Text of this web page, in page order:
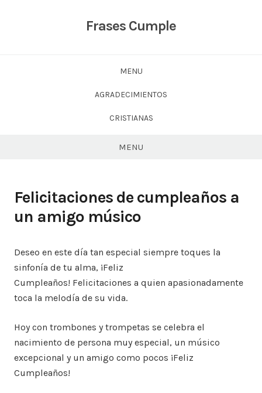
Frases Cumple
MENU
AGRADECIMIENTOS
CRISTIANAS
MENU
Felicitaciones de cumpleaños a
un amigo músico
Deseo en este día tan especial siempre toques la
sinfonía de tu alma, ¡Feliz
Cumpleaños! Felicitaciones a quien apasionadamente
toca la melodía de su vida.
Hoy con trombones y trompetas se celebra el
nacimiento de persona muy especial, un músico
excepcional y un amigo como pocos ¡Feliz
Cumpleaños!